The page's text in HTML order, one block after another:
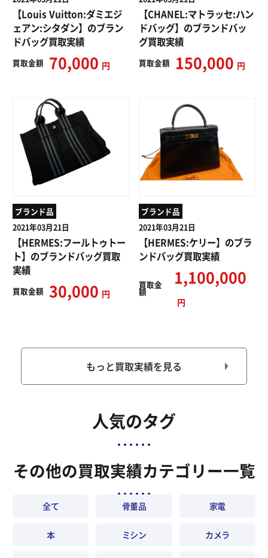
【Louis Vuitton:ダミエジ
ェアン:シタダン】のブラン
ドバッグ買取実績
買取金額 70,000 円
【CHANEL:マトラッセ:ハン
ドバッグ】のブランドバッ
グ買取実績
買取金額 150,000 円
ブランド品
2021年03月21日
【HERMES:フールトゥトー
ト】のブランドバッグ買取
実績
買取金額 30,000 円
ブランド品
2021年03月21日
【HERMES:ケリー】のブラ
ンドバッグ買取実績
買取金
額
1,100,000
円
もっと買取実績を見る
人気のタグ
その他の買取実績カテゴリー一覧
全て 骨董品 家電
本 ミシン カメラ